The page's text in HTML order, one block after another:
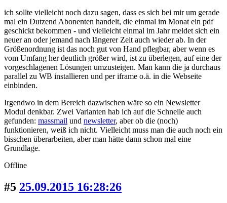
ich sollte vielleicht noch dazu sagen, dass es sich bei mir um gerade
mal ein Dutzend Abonenten handelt, die einmal im Monat ein pdf
geschickt bekommen - und vielleicht einmal im Jahr meldet sich ein
neuer an oder jemand nach längerer Zeit auch wieder ab. In der
Größenordnung ist das noch gut von Hand pflegbar, aber wenn es
vom Umfang her deutlich größer wird, ist zu überlegen, auf eine der
vorgeschlagenen Lösungen umzusteigen. Man kann die ja durchaus
parallel zu WB installieren und per iframe o.ä. in die Webseite
einbinden.
Irgendwo in dem Bereich dazwischen wäre so ein Newsletter
Modul denkbar. Zwei Varianten hab ich auf die Schnelle auch
gefunden: massmail und newsletter, aber ob die (noch)
funktionieren, weiß ich nicht. Vielleicht muss man die auch noch ein
bisschen überarbeiten, aber man hätte dann schon mal eine
Grundlage.
Offline
#5 25.09.2015 16:28:26